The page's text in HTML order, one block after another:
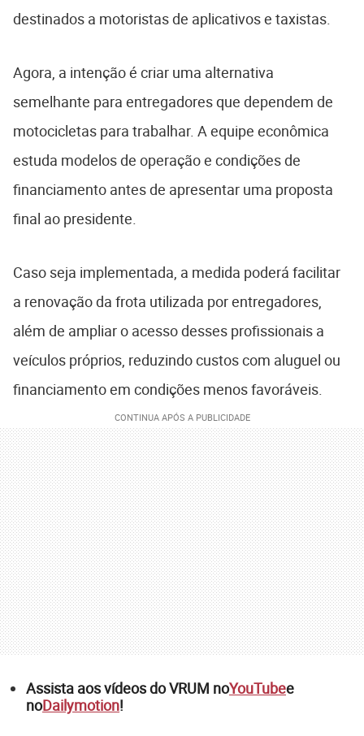
destinados a motoristas de aplicativos e taxistas.
Agora, a intenção é criar uma alternativa
semelhante para entregadores que dependem de
motocicletas para trabalhar. A equipe econômica
estuda modelos de operação e condições de
financiamento antes de apresentar uma proposta
final ao presidente.
Caso seja implementada, a medida poderá facilitar
a renovação da frota utilizada por entregadores,
além de ampliar o acesso desses profissionais a
veículos próprios, reduzindo custos com aluguel ou
financiamento em condições menos favoráveis.
Assista aos vídeos do VRUM noYouTubee
noDailymotion!